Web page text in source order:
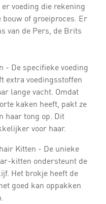
voeding die rekening
of groeiproces. Er
van de Pers, de Brits
- De specifieke voeding
extra voedingsstoffen
lange vacht. Omdat
kaken heeft, pakt ze
haar tong op. Dit
voor haar.
Kitten - De unieke
kitten ondersteunt de
Het brokje heeft de
goed kan oppakken